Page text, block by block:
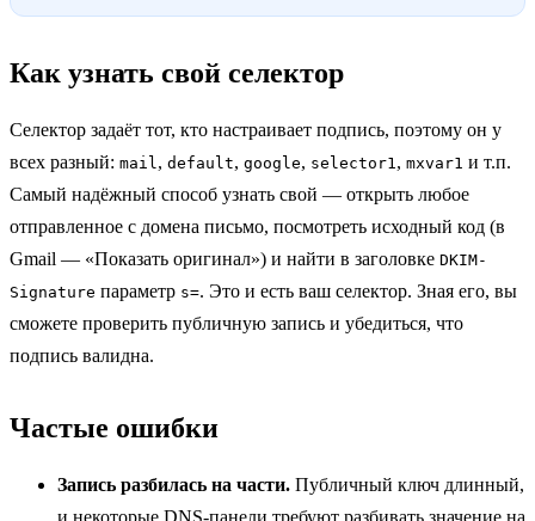
Как узнать свой селектор
Селектор задаёт тот, кто настраивает подпись, поэтому он у
всех разный: mail , default, google, selector1 , mxvar1 и т.п.
Самый надёжный способ узнать свой — открыть любое
отправленное с домена письмо, посмотреть исходный код (в
Gmail — «Показать оригинал») и найти в заголовке DKIM-
Signature параметр s=. Это и есть ваш селектор. Зная его, вы
сможете проверить публичную запись и убедиться, что
подпись валидна.
Частые ошибки
Запись разбилась на части. Публичный ключ длинный,
и некоторые DNS-панели требуют разбивать значение на